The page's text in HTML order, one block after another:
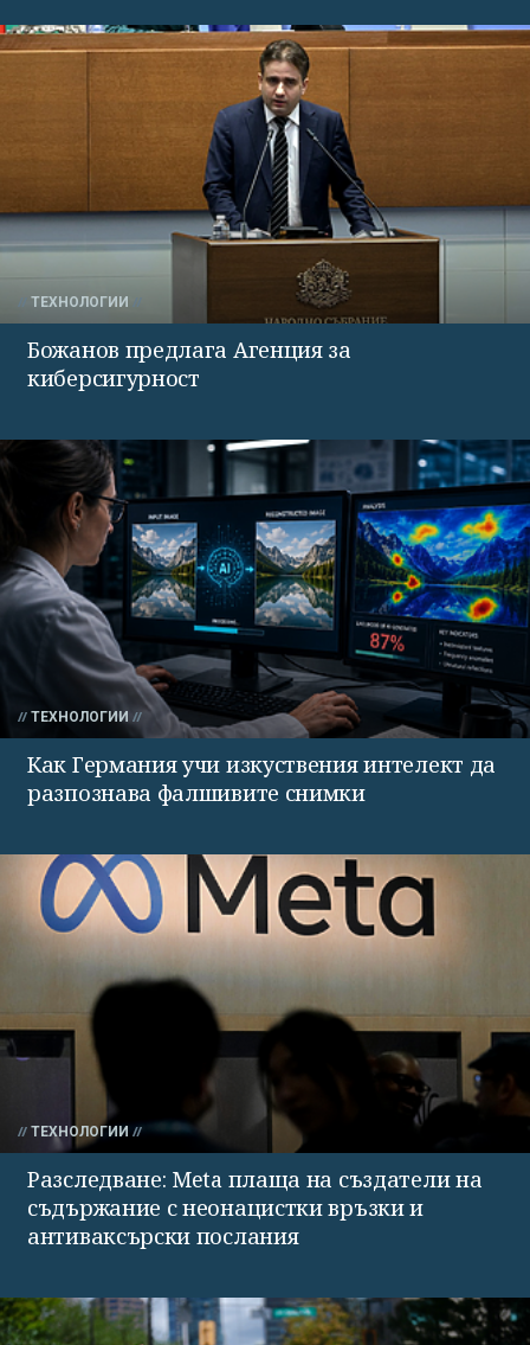
ТЕХНОЛОГИИ
Божанов предлага Агенция за
киберсигурност
ТЕХНОЛОГИИ
Как Германия учи изкуствения интелект да
разпознава фалшивите снимки
ТЕХНОЛОГИИ
Разследване: Meta плаща на създатели на
съдържание с неонацистки връзки и
антиваксърски послания